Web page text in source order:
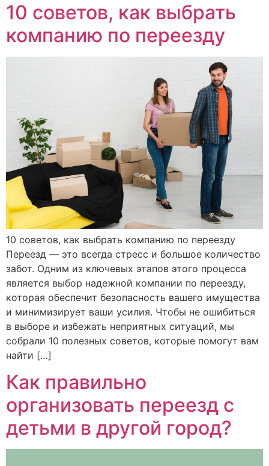
10 советов, как выбрать
компанию по переезду
10 советов, как выбрать компанию по переезду
Переезд — это всегда стресс и большое количество
забот. Одним из ключевых этапов этого процесса
является выбор надежной компании по переезду,
которая обеспечит безопасность вашего имущества
и минимизирует ваши усилия. Чтобы не ошибиться
в выборе и избежать неприятных ситуаций, мы
собрали 10 полезных советов, которые помогут вам
найти […]
Как правильно
организовать переезд с
детьми в другой город?